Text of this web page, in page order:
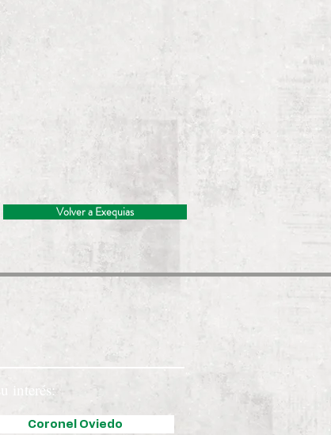
Volver a Exequias
interés:
Coronel Oviedo